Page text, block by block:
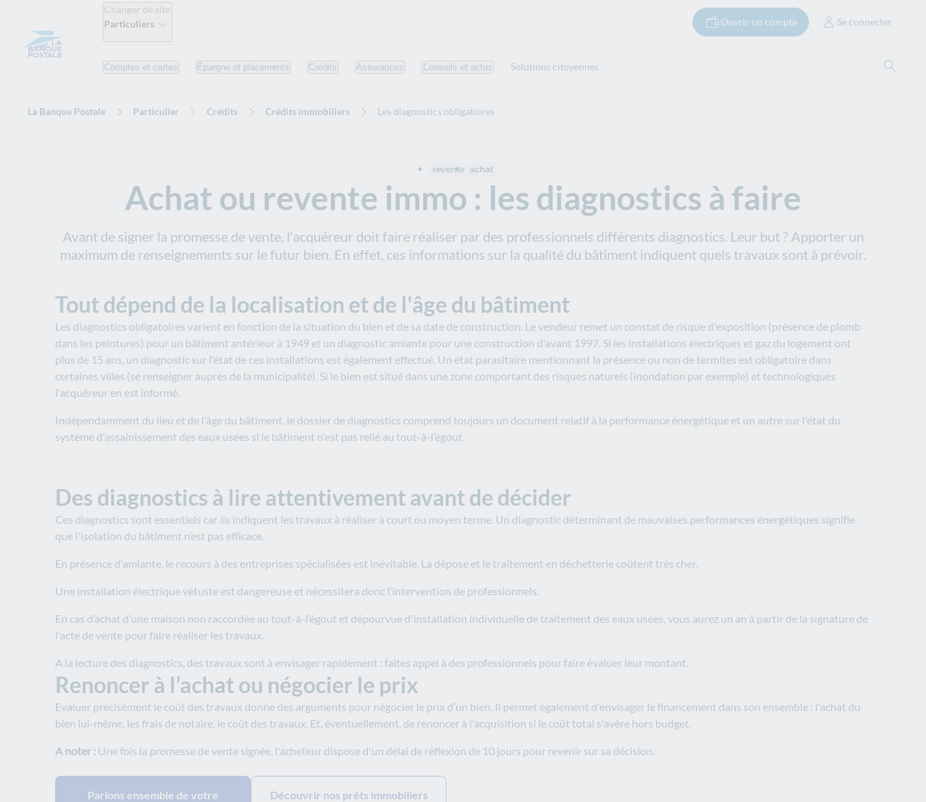
Changer de site
Particuliers
Ouvrir un compte Se connecter
Comptes et cartes Épargne et placements Crédits Assurances Conseils et actus Solutions citoyennes
La Banque Postale Particulier Crédits Crédits immobiliers Les diagnostics obligatoires
Achat ou revente immo : les diagnostics à faire
revente achat
Avant de signer la promesse de vente, l'acquéreur doit faire réaliser par des professionnels différents diagnostics. Leur but ? Apporter un
maximum de renseignements sur le futur bien. En effet, ces informations sur la qualité du bâtiment indiquent quels travaux sont à prévoir.
Tout dépend de la localisation et de l'âge du bâtiment
Les diagnostics obligatoires varient en fonction de la situation du bien et de sa date de construction. Le vendeur remet un constat de risque d'exposition (présence de plomb
dans les peintures) pour un bâtiment antérieur à 1949 et un diagnostic amiante pour une construction d'avant 1997. Si les installations électriques et gaz du logement ont
plus de 15 ans, un diagnostic sur l'état de ces installations est également effectué. Un état parasitaire mentionnant la présence ou non de termites est obligatoire dans
certaines villes (se renseigner auprès de la municipalité). Si le bien est situé dans une zone comportant des risques naturels (inondation par exemple) et technologiques
l'acquéreur en est informé.
Indépendamment du lieu et de l'âge du bâtiment, le dossier de diagnostics comprend toujours un document relatif à la performance énergétique et un autre sur l'état du
système d'assainissement des eaux usées si le bâtiment n'est pas relié au tout-à-l’égout.
Des diagnostics à lire attentivement avant de décider
Ces diagnostics sont essentiels car ils indiquent les travaux à réaliser à court ou moyen terme. Un diagnostic déterminant de mauvaises performances énergétiques signifie
que l'isolation du bâtiment n’est pas efficace.
En présence d'amiante, le recours à des entreprises spécialisées est inévitable. La dépose et le traitement en déchetterie coûtent très cher.
Une installation électrique vétuste est dangereuse et nécessitera donc l’intervention de professionnels.
En cas d’achat d’une maison non raccordée au tout-à-l’égout et dépourvue d'installation individuelle de traitement des eaux usées, vous aurez un an à partir de la signature de
l'acte de vente pour faire réaliser les travaux.
A la lecture des diagnostics, des travaux sont à envisager rapidement : faites appel à des professionnels pour faire évaluer leur montant.
Renoncer à l’achat ou négocier le prix
Evaluer précisément le coût des travaux donne des arguments pour négocier le prix d’un bien. Il permet également d'envisager le financement dans son ensemble : l'achat du
bien lui-même, les frais de notaire, le coût des travaux. Et, éventuellement, de renoncer à l'acquisition si le coût total s'avère hors budget.
A noter : Une fois la promesse de vente signée, l'acheteur dispose d'un délai de réflexion de 10 jours pour revenir sur sa décision.
Parlons ensemble de votre
Découvrir nos prêts immobiliers